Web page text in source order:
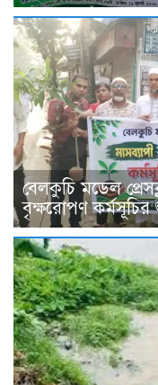
বেলকুচি মডেল
বৃক্ষরোপণ কর্মসূচির